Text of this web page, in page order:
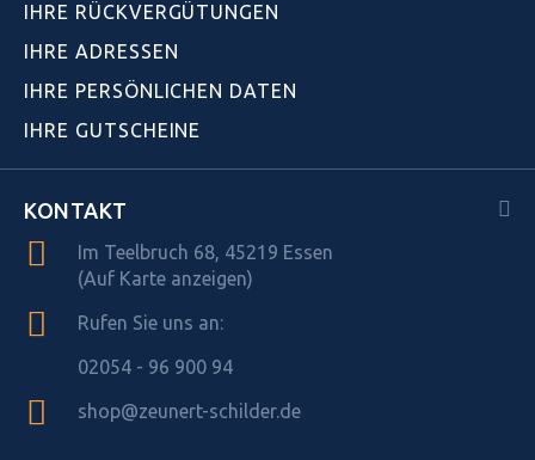
IHRE RÜCKVERGÜTUNGEN
IHRE ADRESSEN
IHRE PERSÖNLICHEN DATEN
IHRE GUTSCHEINE
KONTAKT
Im Teelbruch 68, 45219 Essen
(Auf Karte anzeigen)
Rufen Sie uns an:
02054 - 96 900 94
shop@zeunert-schilder.de